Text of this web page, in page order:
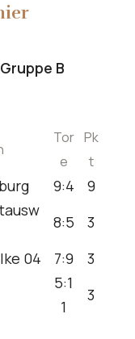
Gruppe B
Tor
e
Pk
t
9:4
9
8:5
3
04
7:9
3
5:1
1
3